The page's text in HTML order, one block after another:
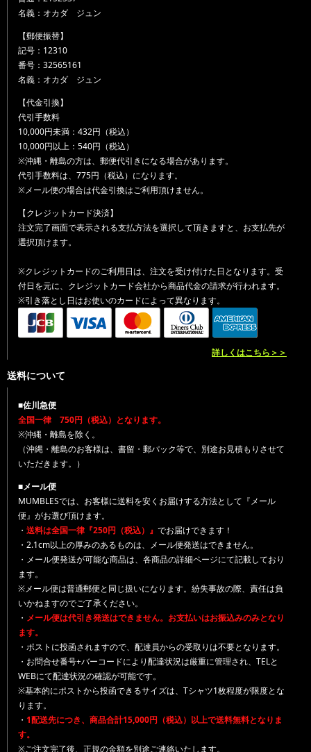
名義：オカダ ジュン
【郵便振替】
記号：12310
番号：32565161
名義：オカダ ジュン
【代金引換】
代引手数料
10,000円未満：432円（税込）
10,000円以上：540円（税込）
※沖縄・離島の方は、郵便代引きになる場合があります。
代引手数料は、775円（税込）になります。
※メール便の場合は代金引換はご利用頂けません。
【クレジットカード決済】
注文完了画面で表示される支払方法を選択して頂きますと、お支払先が
選択頂けます。
※クレジットカードのご利用日は、注文を受け付けた日となります。受
付日を元に、クレジットカード会社から商品代金の請求が行われます。
※引き落とし日はお使いのカードによって異なります。
詳しくはこちら＞＞
送料について
■佐川急便
全国一律 750円（税込）となります。
※沖縄・離島を除く。
（沖縄・離島のお客様は、書留・郵パック等で、別途お見積もりさせて
いただきます。）
■メール便
MUMBLESでは、お客様に送料を安くお届けする方法として『メール
便』がお選び頂けます。
・ 送料は全国一律『250円（税込）』 でお届けできます！
・2.1cm以上の厚みのあるものは、メール便発送はできません。
・メール便発送が可能な商品は、各商品の詳細ページにて記載しており
ます。
※メール便は普通郵便と同じ扱いになります。紛失事故の際、責任は負
いかねますのでご了承ください。
・ メール便は代引き発送はできません。お支払いはお振込みのみとなり
ます。
・ポストに投函されますので、配達員からの受取りは不要となります。
・お問合せ番号+バーコードにより配達状況は厳重に管理され、TELと
WEBにて配達状況の確認が可能です。
※基本的にポストから投函できるサイズは、Tシャツ1枚程度が限度とな
ります。
・ 1配送先につき、商品合計15,000円（税込）以上で送料無料となりま
す。
※ご注文完了後、正規の金額を別途ご連絡いたします。